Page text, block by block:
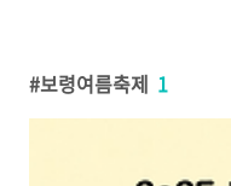
보령여름축제 1